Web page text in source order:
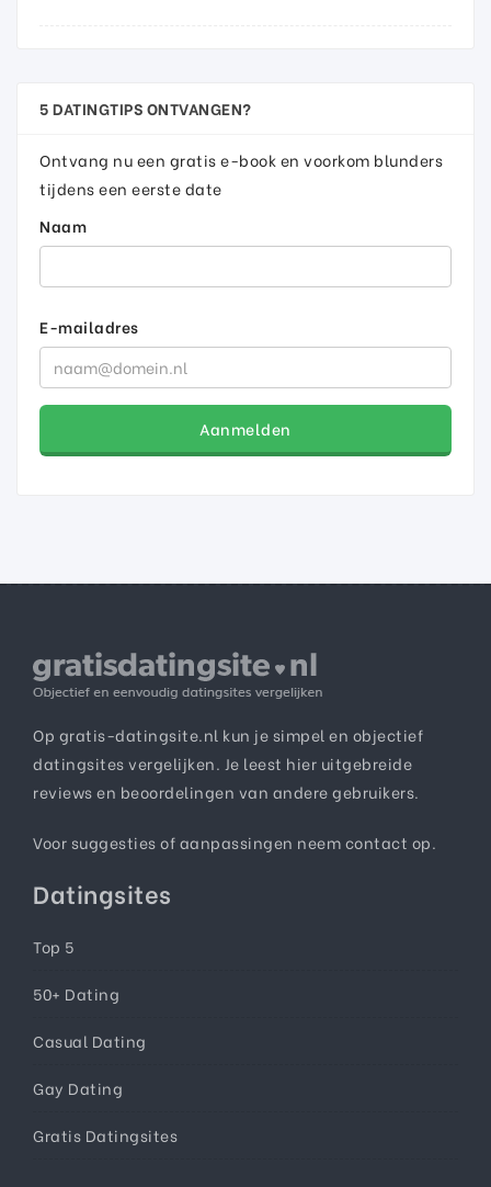
5 DATINGTIPS ONTVANGEN?
Ontvang nu een gratis e-book en voorkom blunders
tijdens een eerste date
Naam
E-mailadres
Aanmelden
Op gratis-datingsite.nl kun je simpel en objectief
datingsites vergelijken. Je leest hier uitgebreide
reviews en beoordelingen van andere gebruikers.
Voor suggesties of aanpassingen neemcontact op.
Datingsites
Top 5
50+ Dating
Casual Dating
Gay Dating
Gratis Datingsites